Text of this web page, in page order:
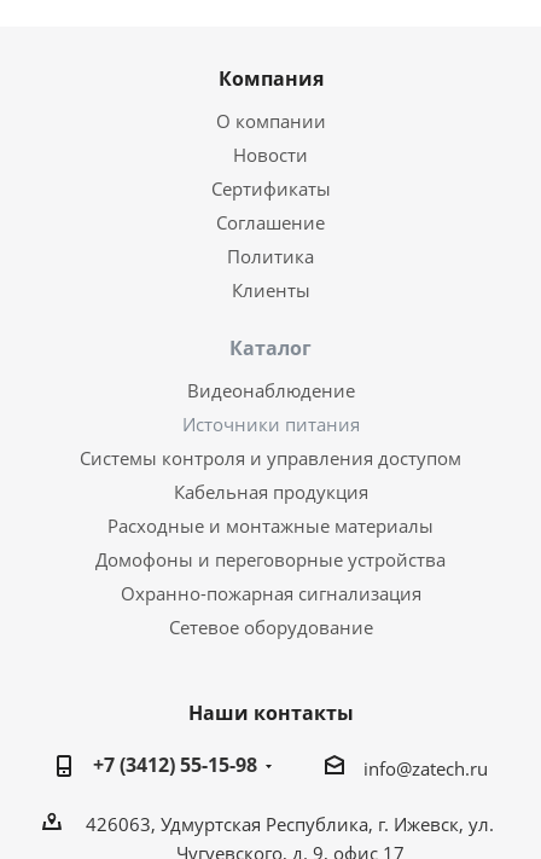
Компания
О компании
Новости
Сертификаты
Соглашение
Политика
Клиенты
Каталог
Видеонаблюдение
Источники питания
Системы контроля и управления доступом
Кабельная продукция
Расходные и монтажные материалы
Домофоны и переговорные устройства
Охранно-пожарная сигнализация
Сетевое оборудование
Наши контакты
+7 (3412) 55-15-98
info@zatech.ru
426063, Удмуртская Республика, г. Ижевск, ул.
Чугуевского, д. 9, офис 17